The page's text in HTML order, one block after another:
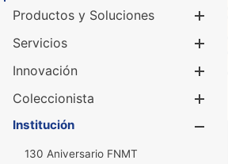
Productos y Soluciones
Servicios
Innovación
Coleccionista
Institución
130 Aniversario FNMT